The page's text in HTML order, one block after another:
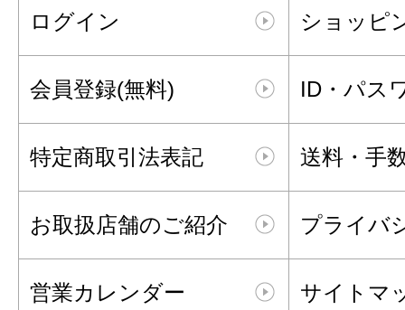
ログイン ショッピ
会員登録(無料) ID・パス
特定商取引法表記 送料・手
お取扱店舗のご紹介 プライバ
営業カレンダー サイトマ